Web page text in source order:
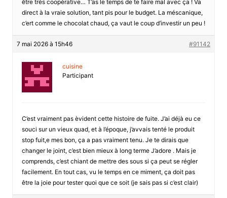
être très coopérative… T’as le temps de te faire mal avec ça ! Va
direct à la vraie solution, tant pis pour le budget. La méscanique,
c’ert comme le chocolat chaud, ça vaut le coup d’investir un peu !
7 mai 2026 à 15h46 #91142
cuisine
Participant
C’est vraiment pas èvident cette histoire de fuite. J’ai déjà eu ce
souci sur un vieux quad, et à l’époque, j’avvais tenté le produit
stop fuit,e mes bon, ça a pas vraiment tenu. Je te dirais que
changer le joint, c’est bien mieux à long terme J’adore . Mais je
comprends, c’est chiant de mettre des sous si ça peut se régler
facilement. En tout cas, vu le temps en ce miment, ça doit pas
être la joie pour tester quoi que ce soit (je sais pas si c’est clair)